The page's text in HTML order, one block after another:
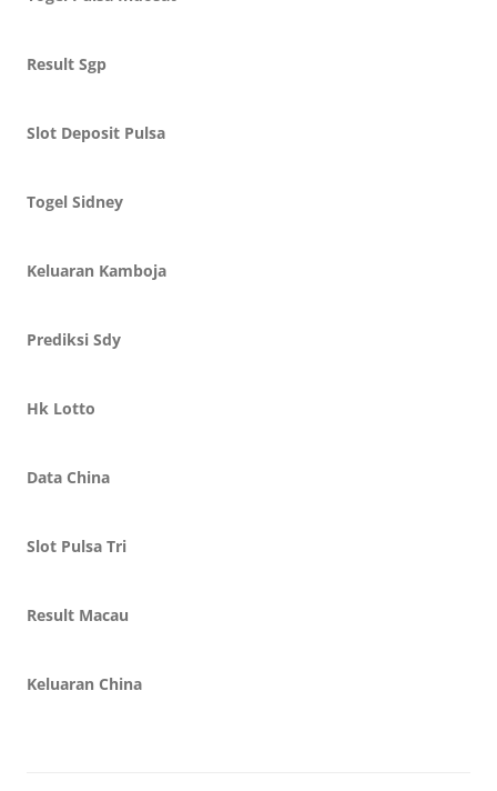
Result Sgp
Slot Deposit Pulsa
Togel Sidney
Keluaran Kamboja
Prediksi Sdy
Hk Lotto
Data China
Slot Pulsa Tri
Result Macau
Keluaran China